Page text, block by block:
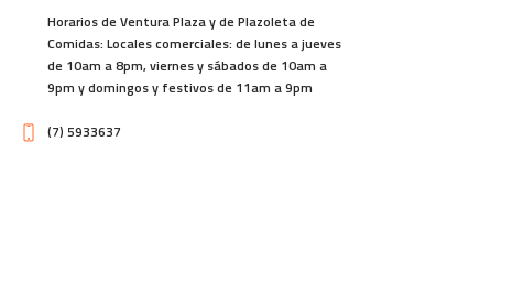
Horarios de Ventura Plaza y de Plazoleta de
Comidas: Locales comerciales: de lunes a jueves
de 10am a 8pm, viernes y sábados de 10am a
9pm y domingos y festivos de 11am a 9pm
(7) 5933637